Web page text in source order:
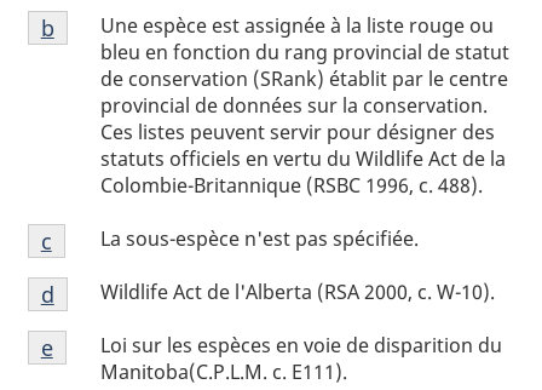
Notes
de
Une espèce est assignée à la liste rouge ou
bleu en fonction du rang provincial de statut
de conservation (SRank) établit par le centre
provincial de données sur la conservation.
Ces listes peuvent servir pour désigner des
statuts officiels en vertu du Wildlife Act de la
Colombie-Britannique (RSBC 1996, c. 488).
Retour à la référence de la note de bas de page
b
Notes
de
bas
de
page
La sous-espèce n'est pas spécifiée.
Retour à la référence de la note de bas de page
c
Notes
de
bas
de
Wildlife Act de l'Alberta (RSA 2000, c. W-10).
Retour à la référence de la note de bas de page
d
Notes
de
Loi sur les espèces en voie de disparition du
Manitoba(C.P.L.M. c. E111).
Retour à la référence de la note de bas de page
e